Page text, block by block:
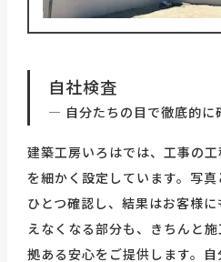
自社検査
― 自分たちの目で徹底的に
建築工房いろはでは、工事の
を細かく設定しています。写
ひとつ確認し、結果はお客様に
えなくなる部分も、きちんと施
拠ある安心をご提供します。